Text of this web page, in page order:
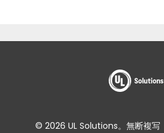
© 2026 UL Solutions。無断複写